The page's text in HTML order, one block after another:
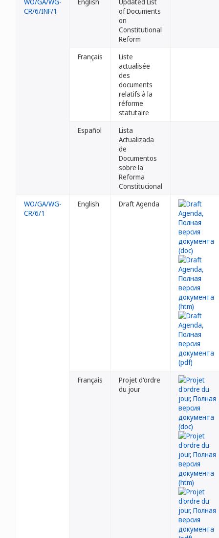
CR/6/INF/1
of Documents
on
Constitutional
Reform
Français
Liste
actualisée
des
documents
relatifs à la
réforme
statutaire
Español
Lista
Actualizada
de
Documentos
sobre la
Reforma
Constitucional
WO/GA/WG-
CR/6/1
English Draft Agenda
Français
Projet d'ordre
du jour